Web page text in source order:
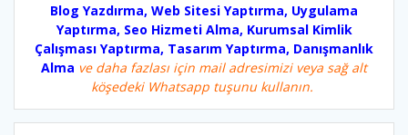
Blog Yazdırma, Web Sitesi Yaptırma, Uygulama
Yaptırma, Seo Hizmeti Alma, Kurumsal Kimlik
Çalışması Yaptırma, Tasarım Yaptırma, Danışmanlık
Alma ve daha fazlası için mail adresimizi veya sağ alt
köşedeki Whatsapp tuşunu kullanın.